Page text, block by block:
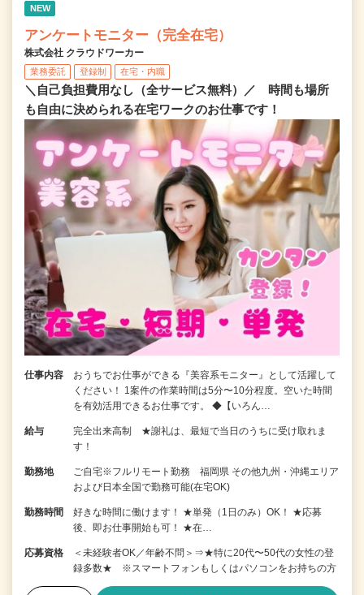
NEW
アンケートモニター（完全在宅）
株式会社 クラウドワーカー
業務委託 登録制 在宅・内職
＼自己負担費用なし（全サービス無料）／ 時間も場所
も自由に決められる在宅ワークのお仕事です！
仕事内容
おうちでお仕事ができる『美容系モニター』として活躍して
ください！ 1案件の作業時間は5分〜10分程度。空いた時間
を有効活用できるお仕事です。 ◆【いろん…
給与
完全出来高制 ★謝礼は、最短で当日のうちに受け取れま
す！
勤務地
ご自宅※フルリモート勤務 福岡県 その他九州・沖縄エリア
および日本全国で勤務可能(在宅OK)
勤務時間
好きな時間に働けます！ ★単発（1日のみ）OK！ ★応募
後、即お仕事開始も可！ ★在…
応募資格
＜未経験者OK／年齢不問＞⇒★特に20代〜50代の女性の登
録多数★ ※スマートフォンもしくはパソコンをお持ちの方